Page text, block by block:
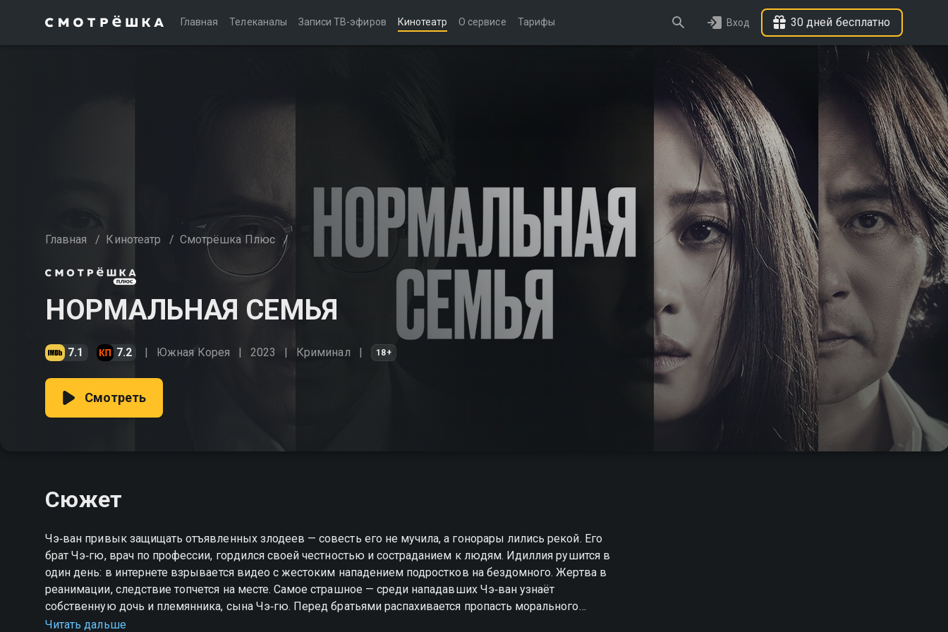
Главная Телеканалы Записи ТВ-эфиров Кинотеатр О сервисе Тарифы Вход 30 дней бесплатно
Главная / Кинотеатр / Смотрёшка Плюс /
НОРМАЛЬНАЯ СЕМЬЯ
7.1 7.2 Южная Корея 2023 Криминал 18+
Смотреть
Сюжет
Чэ‑ван привык защищать отъявленных злодеев — совесть его не мучила, а гонорары лились рекой. Его
брат Чэ‑гю, врач по профессии, гордился своей честностью и состраданием к людям. Идиллия рушится в
один день: в интернете взрывается видео с жестоким нападением подростков на бездомного. Жертва в
реанимации, следствие топчется на месте. Самое страшное — среди нападавших Чэ‑ван узнаёт
собственную дочь и племянника, сына Чэ‑гю. Перед братьями распахивается пропасть морального
выбора. Адвокат должен решить: пустить в ход привычные махинации ради спасения родных или
Читать дальше